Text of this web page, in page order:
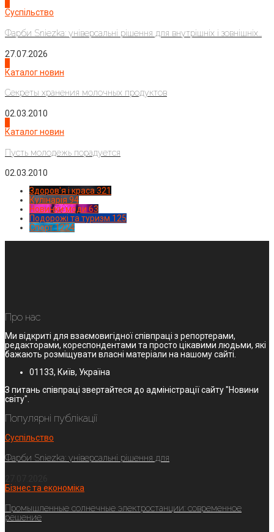
Суспільство
Фарби Sniezka: універсальні рішення для внутрішніх і зовнішніх...
27.07.2026
Каталог новин
Секреты хранения молочных продуктов
02.03.2010
Каталог новин
Пусть молодежь порадуется
02.03.2010
Здоров'я і краса 321
Кулінарія 94
Новинки моди 63
Подорожі та туризм 125
Спорт1224
Про нас
Ми відкриті для взаємовигідної співпраці з репортерами,
редакторами, кореспондентами та просто цікавими людьми, які
бажають розміщувати власні матеріали на нашому сайті.
01133, Київ, Україна
З питань співпраці звертайтеся до адміністрації сайту "Новини
світу".
Популярні публікації
Суспільство
Фарби Sniezka: універсальні рішення для
Бізнес та економіка
Промышленные солнечные электростанции: современное
решение